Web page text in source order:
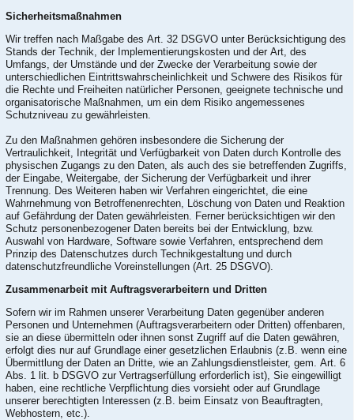
Sicherheitsmaßnahmen
Wir treffen nach Maßgabe des Art. 32 DSGVO unter Berücksichtigung des
Stands der Technik, der Implementierungskosten und der Art, des
Umfangs, der Umstände und der Zwecke der Verarbeitung sowie der
unterschiedlichen Eintrittswahrscheinlichkeit und Schwere des Risikos für
die Rechte und Freiheiten natürlicher Personen, geeignete technische und
organisatorische Maßnahmen, um ein dem Risiko angemessenes
Schutzniveau zu gewährleisten.
Zu den Maßnahmen gehören insbesondere die Sicherung der
Vertraulichkeit, Integrität und Verfügbarkeit von Daten durch Kontrolle des
physischen Zugangs zu den Daten, als auch des sie betreffenden Zugriffs,
der Eingabe, Weitergabe, der Sicherung der Verfügbarkeit und ihrer
Trennung. Des Weiteren haben wir Verfahren eingerichtet, die eine
Wahrnehmung von Betroffenenrechten, Löschung von Daten und Reaktion
auf Gefährdung der Daten gewährleisten. Ferner berücksichtigen wir den
Schutz personenbezogener Daten bereits bei der Entwicklung, bzw.
Auswahl von Hardware, Software sowie Verfahren, entsprechend dem
Prinzip des Datenschutzes durch Technikgestaltung und durch
datenschutzfreundliche Voreinstellungen (Art. 25 DSGVO).
Zusammenarbeit mit Auftragsverarbeitern und Dritten
Sofern wir im Rahmen unserer Verarbeitung Daten gegenüber anderen
Personen und Unternehmen (Auftragsverarbeitern oder Dritten) offenbaren,
sie an diese übermitteln oder ihnen sonst Zugriff auf die Daten gewähren,
erfolgt dies nur auf Grundlage einer gesetzlichen Erlaubnis (z.B. wenn eine
Übermittlung der Daten an Dritte, wie an Zahlungsdienstleister, gem. Art. 6
Abs. 1 lit. b DSGVO zur Vertragserfüllung erforderlich ist), Sie eingewilligt
haben, eine rechtliche Verpflichtung dies vorsieht oder auf Grundlage
unserer berechtigten Interessen (z.B. beim Einsatz von Beauftragten,
Webhostern, etc.).